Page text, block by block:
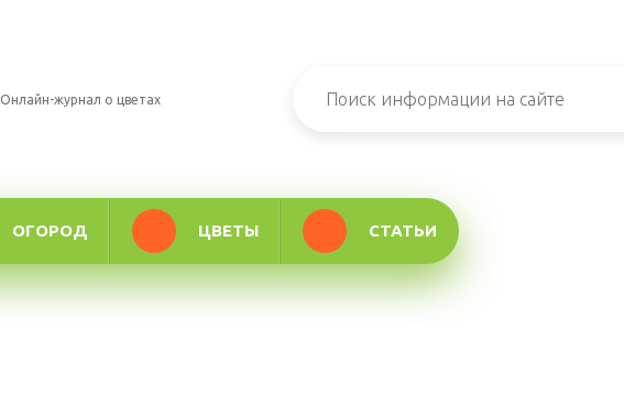
Онлайн-журнал о цветах
ОГОРОД ЦВЕТЫ СТАТЬИ